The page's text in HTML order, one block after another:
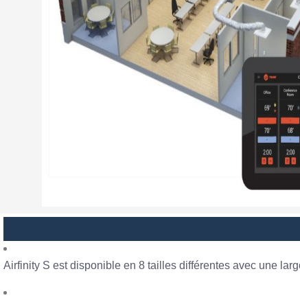
Airfinity S est disponible en 8 tailles différentes avec une